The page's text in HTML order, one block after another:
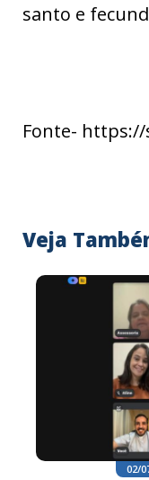
santo e
Fonte-
Veja
02/